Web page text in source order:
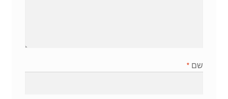
שם *